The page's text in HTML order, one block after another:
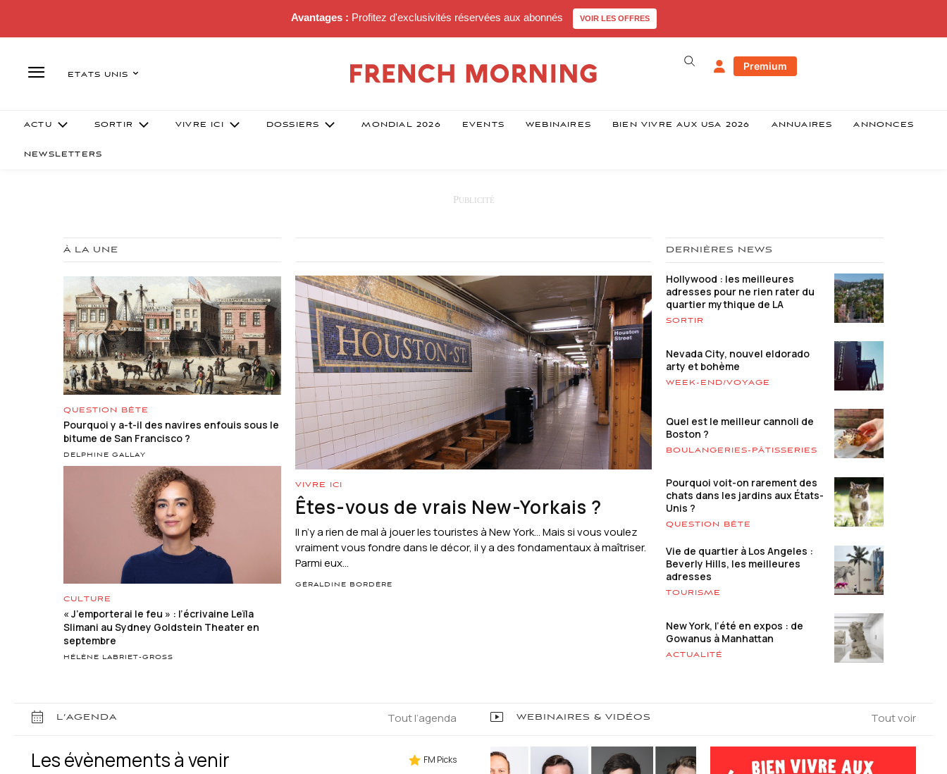
Avantages : Profitez d'exclusivités réservées aux abonnés VOIR LES OFFRES
ETATS UNIS
Premium
ACTU SORTIR VIVRE ICI DOSSIERS MONDIAL 2026 EVENTS WEBINAIRES BIEN VIVRE AUX USA 2026 ANNUAIRES ANNONCES
NEWSLETTERS
À LA UNE
QUESTION BÊTE
Pourquoi y a-t-il des navires enfouis sous le
bitume de San Francisco ?
DELPHINE GALLAY
CULTURE
« J’emporterai le feu » : l’écrivaine Leïla
Slimani au Sydney Goldstein Theater en
septembre
HÉLÈNE LABRIET-GROSS
VIVRE ICI
Êtes-vous de vrais New-Yorkais ?
Il n’y a rien de mal à jouer les touristes à New York… Mais si vous voulez
vraiment vous fondre dans le décor, il y a des fondamentaux à maîtriser.
Parmi eux...
GÉRALDINE BORDÈRE
DERNIÈRES NEWS
Hollywood : les meilleures
adresses pour ne rien rater du
quartier mythique de LA
SORTIR
Nevada City, nouvel eldorado
arty et bohème
WEEK-END/VOYAGE
Quel est le meilleur cannoli de
Boston ?
BOULANGERIES-PÂTISSERIES
Pourquoi voit-on rarement des
chats dans les jardins aux États-
Unis ?
QUESTION BÊTE
Vie de quartier à Los Angeles :
Beverly Hills, les meilleures
adresses
TOURISME
New York, l’été en expos : de
Gowanus à Manhattan
ACTUALITÉ
L’AGENDA Tout l’agenda
Les évènements à venir FM Picks
WEBINAIRES & VIDÉOS Tout voir